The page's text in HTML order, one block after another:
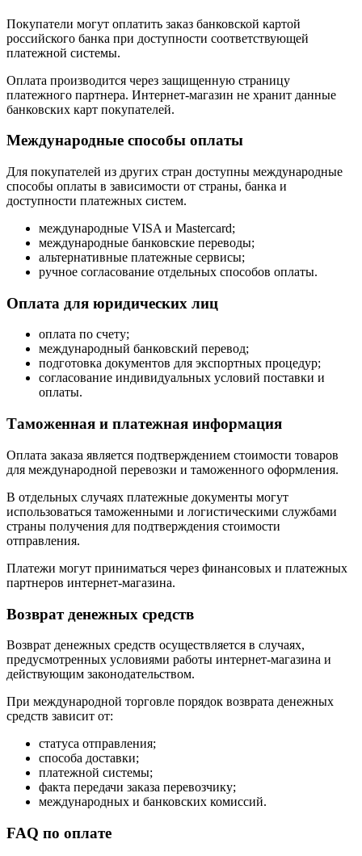
Покупатели могут оплатить заказ банковской картой
российского банка при доступности соответствующей
платежной системы.
Оплата производится через защищенную страницу
платежного партнера. Интернет-магазин не хранит данные
банковских карт покупателей.
Международные способы оплаты
Для покупателей из других стран доступны международные
способы оплаты в зависимости от страны, банка и
доступности платежных систем.
международные VISA и Mastercard;
международные банковские переводы;
альтернативные платежные сервисы;
ручное согласование отдельных способов оплаты.
Оплата для юридических лиц
оплата по счету;
международный банковский перевод;
подготовка документов для экспортных процедур;
согласование индивидуальных условий поставки и
оплаты.
Таможенная и платежная информация
Оплата заказа является подтверждением стоимости товаров
для международной перевозки и таможенного оформления.
В отдельных случаях платежные документы могут
использоваться таможенными и логистическими службами
страны получения для подтверждения стоимости
отправления.
Платежи могут приниматься через финансовых и платежных
партнеров интернет-магазина.
Возврат денежных средств
Возврат денежных средств осуществляется в случаях,
предусмотренных условиями работы интернет-магазина и
действующим законодательством.
При международной торговле порядок возврата денежных
средств зависит от:
статуса отправления;
способа доставки;
платежной системы;
факта передачи заказа перевозчику;
международных и банковских комиссий.
FAQ по оплате